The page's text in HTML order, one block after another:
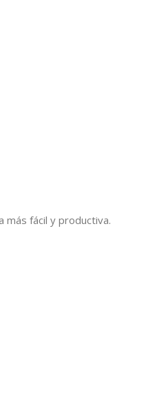
más fácil y productiva.